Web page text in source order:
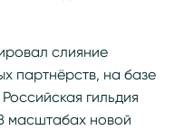
слияние
партнёрств, на базе
гильдия
масштабах новой